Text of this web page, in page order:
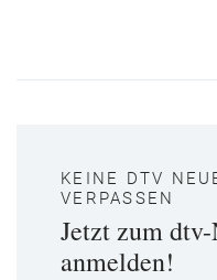
KEINE DTV
VERPASSEN
Jetzt zum
anmelden!